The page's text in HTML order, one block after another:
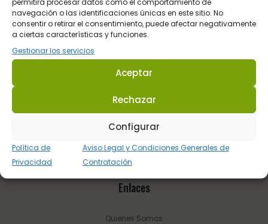
permitirá procesar datos como el comportamiento de
navegación o las identificaciones únicas en este sitio. No
consentir o retirar el consentimiento, puede afectar negativamente
a ciertas características y funciones.
Gestionar los servicios
Aceptar
Rechazar
Configurar
Política de
Privacidad
Aviso Legal y Condiciones Generales de
Contratación
Málaga (España.
Tel.:623 22 77 86
Email:info@sultanhipica.com
Enlaces
Quienes Somos